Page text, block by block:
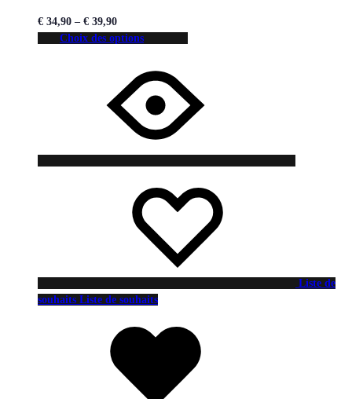
€ 34,90 – € 39,90
Choix des options
Liste de
souhaits Liste de souhaits